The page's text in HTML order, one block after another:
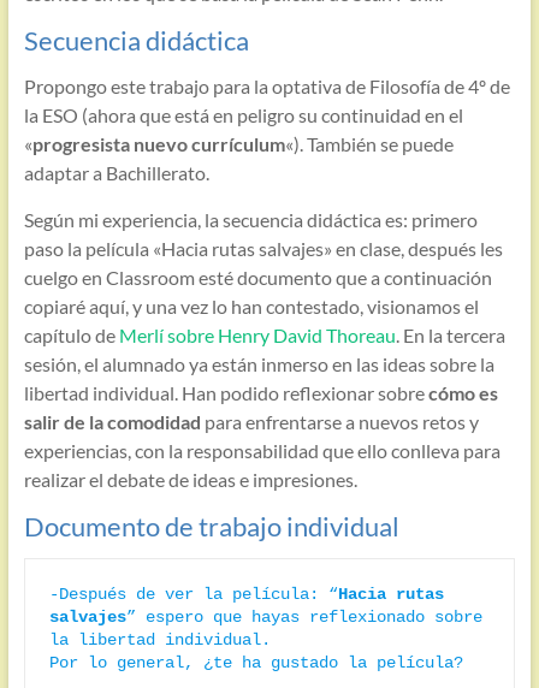
Secuencia didáctica
Propongo este trabajo para la optativa de Filosofía de 4º de
la ESO (ahora que está en peligro su continuidad en el
«progresista nuevo currículum«). También se puede
adaptar a Bachillerato.
Según mi experiencia, la secuencia didáctica es: primero
paso la película «Hacia rutas salvajes» en clase, después les
cuelgo en Classroom esté documento que a continuación
copiaré aquí, y una vez lo han contestado, visionamos el
capítulo de Merlí sobre Henry David Thoreau. En la tercera
sesión, el alumnado ya están inmerso en las ideas sobre la
libertad individual. Han podido reflexionar sobrecómo es
salir de la comodidad para enfrentarse a nuevos retos y
experiencias, con la responsabilidad que ello conlleva para
realizar el debate de ideas e impresiones.
Documento de trabajo individual
-Después de ver la película: “Hacia rutas
salvajes” espero que hayas reflexionado sobre
la libertad individual.
Por lo general, ¿te ha gustado la película?